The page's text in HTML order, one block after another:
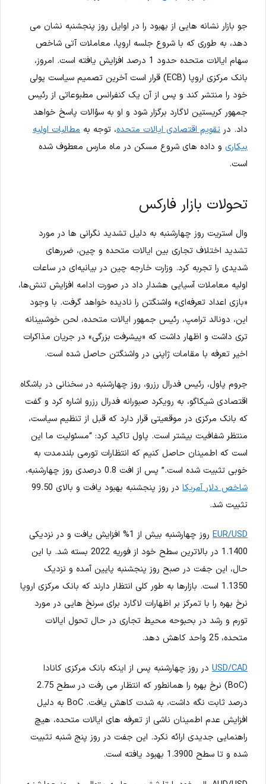
جو بازار نشانه هایی از بهبود را در اوایل روز پنجشنبه نشان می
دهد، به طوری که با شروع جلسه اروپا، معاملات آتی شاخص
سهام ایالات متحده حدود 1 درصد افزایش یافته است. امروز،
بانک مرکزی اروپا (ECB) قرار است آخرین تصمیم سیاست پولی
خود را منتشر کند و پس از آن یک کنفرانس مطبوعاتی از رئیس
جمهور کریستین لاگارد برگزار شود و او به سؤالات پاسخ خواهد
داد. در تقویم اقتصادی ایالات متحده، توجه به مطالبات اولیه
بیکاری و داده های شروع مسکن در ماه مارس معطوف شده
است.
تحولات بازار فارکس
وال استریت روز چهارشنبه به دلیل تشدید نگرانی ها در مورد
تشدید اختلاف تجاری بین ایالات متحده و چین، ضررهای
شدیدی را تجربه کرد. وزارت خارجه چین در بیانیه‌ای در ساعات
اولیه معاملات آسیایی هشدار داد در صورت ادامه افزایش تنش‌ها،
«بازی اعداد تعرفه‌ای» واشنگتن را نادیده خواهد گرفت. با وجود
این، دونالد ترامپ، رئیس جمهور ایالات متحده، لحن خوشبینانه
تری داشت و اظهار داشت که «پیشرفت بزرگی» در جریان مذاکرات
اخیر تعرفه با مقامات ژاپنی در واشنگتن حاصل شده است.
جروم پاول، رئیس فدرال رزرو، روز چهارشنبه در سخنانی در باشگاه
اقتصادی شیکاگو، به رویکرد صبورانه فدرال رزرو اشاره کرد و گفت
که بانک مرکزی در موقعیتی قرار دارد که قبل از تنظیم سیاست،
منتظر شفافیت بیشتر است. پاول تاکید کرد: “مسئولیت ما این
است که اطمینان حاصل کنیم که انتظارات تورمی بلندمدت به
خوبی تثبیت شده است.” پس از افت 0.8 درصدی روز چهارشنبه،
شاخص دلار آمریکا
در روز پنجشنبه بهبود یافت و بالای 99.50
تثبیت شد.
EUR/USD
روز چهارشنبه بیش از 1% افزایش یافت و در نزدیکی
1.1400 در بالاترین سطح خود از فوریه 2022 بسته شد. با این
حال، این جفت در صبح روز پنجشنبه پایین آمده و نزدیک
1.1350 است. بازارها به طور کلی انتظار دارند که بانک مرکزی اروپا
نرخ بهره را با تمرکز بر اظهارات لاگارد برای سرنخ هایی در مورد
تورم و رشد در بحبوحه محیط تجاری در حال تحول ایالات
متحده، 25 واحد کاهش دهد.
USD/CAD در روز چهارشنبه پس از اینکه بانک مرکزی کانادا
(BoC) نرخ بهره را همانطور که انتظار می رفت در سطح 2.75
درصد ثابت نگه داشت، به شدت کاهش یافت. BoC به دلیل
افزایش عدم اطمینان ناشی از تعرفه های ایالات متحده، هیچ
راهنمایی جدیدی ارائه نکرد. این جفت در روز پنج شنبه تثبیت
شده و تا سطح 1.3900 بهبود یافته است.